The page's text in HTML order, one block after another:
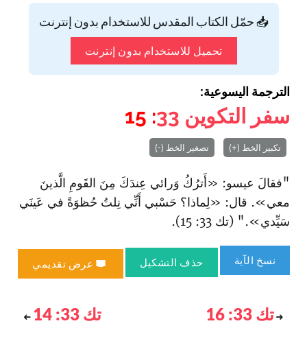
📥 حمّل الكتاب المقدس للاستخدام بدون إنترنت
تحميل للاستخدام بدون إنترنت
الترجمة اليسوعية:
سفر التكوين 33
: 15
تكبير الخط (+) تصغير الخط (-)
"فقالَ عيسو: «أَترُكُ وَرائي عِندَكَ مِنَ القَومِ الَّذينَ
معي». قال: «لِماذا؟ حَسْبي أَنِّي نِلتُ حُظوَةً في عَينَي
سَيِّدي»." (تك 33: 15).
نسخ الآية حذف التشكيل عرض تقديمي
تك 33: 16 تك 33: 14